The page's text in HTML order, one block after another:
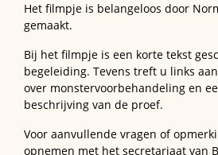
Het filmpje is belangeloos door
gemaakt.
Bij het filmpje is een korte tekst
begeleiding. Tevens treft u links
over monstervoorbehandeling en
beschrijving van de proef.
Voor aanvullende vragen of
opnemen met het secretariaat van